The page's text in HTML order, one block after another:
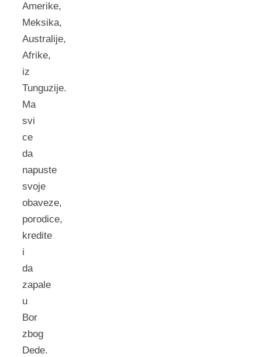
Amerike,
Meksika,
Australije,
Afrike,
iz
Tunguzije.
Ma
svi
ce
da
napuste
svoje
obaveze,
porodice,
kredite
i
da
zapale
u
Bor
zbog
Dede.